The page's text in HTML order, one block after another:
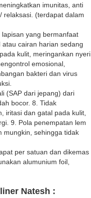
imunitas, anti
relaksasi. (terdapat dalam
yang bermanfaat
cairan harian sedang
kulit, meringankan nyeri
emosional,
bakteri dan virus
(SAP dari jepang) dari
bocor. 8. Tidak
iritasi dan gatal pada kulit,
9. Pola penempatan lem
mungkin, sehingga tidak
per satuan dan dikemas
alumunium foil,
Natesh :